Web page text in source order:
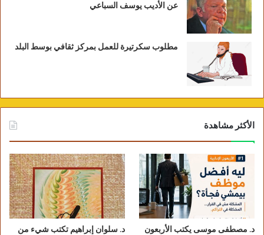
عن الأديب يوسف السباعي
مطلوب سكرتيرة للعمل بمركز ثقافي بوسط البلد
الأكثر مشاهدة
د. مصطفى موسى يكتب الأربعون
د. سلوان إبراهيم تكتب شيء من